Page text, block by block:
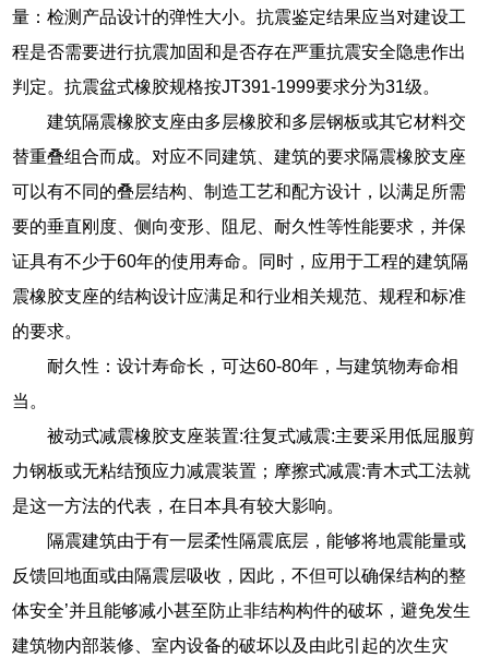
量：检测产品设计的弹性大小。抗震鉴定结果应当对建设工
程是否需要进行抗震加固和是否存在严重抗震安全隐患作出
判定。抗震盆式橡胶规格按JT391-1999要求分为31级。
建筑隔震橡胶支座由多层橡胶和多层钢板或其它材料交
替重叠组合而成。对应不同建筑、建筑的要求隔震橡胶支座
可以有不同的叠层结构、制造工艺和配方设计，以满足所需
要的垂直刚度、侧向变形、阻尼、耐久性等性能要求，并保
证具有不少于60年的使用寿命。同时，应用于工程的建筑隔
震橡胶支座的结构设计应满足和行业相关规范、规程和标准
的要求。
耐久性：设计寿命长，可达60-80年，与建筑物寿命相
当。
被动式减震橡胶支座装置:往复式减震:主要采用低屈服剪
力钢板或无粘结预应力减震装置；摩擦式减震:青木式工法就
是这一方法的代表，在日本具有较大影响。
隔震建筑由于有一层柔性隔震底层，能够将地震能量或
反馈回地面或由隔震层吸收，因此，不但可以确保结构的整
体安全’并且能够减小甚至防止非结构构件的破坏，避免发生
建筑物内部装修、室内设备的破坏以及由此引起的次生灾